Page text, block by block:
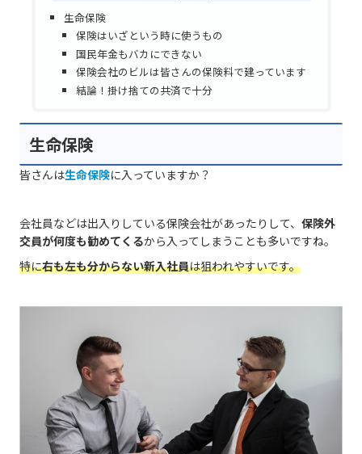
生命保険
保険はいざという時に使うもの
国民年金もバカにできない
保険会社のビルは皆さんの保険料で建っています
結論！掛け捨ての共済で十分
生命保険
皆さんは生命保険に入っていますか？
会社員などは出入りしている保険会社があったりして、 保険外
交員が何度も勧めてくるから入ってしまうことも多いですね。
特に右も左も分からない新入社員は狙われやすいです。